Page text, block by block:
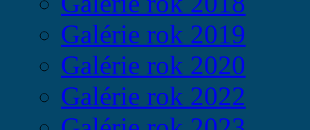
Galérie rok 2019
Galérie rok 2020
Galérie rok 2022